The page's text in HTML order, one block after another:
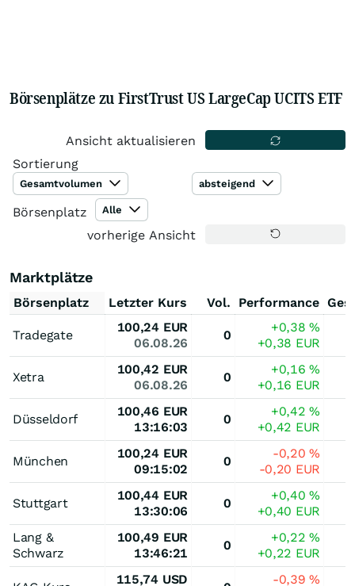
Börsenplätze zu FirstTrust US LargeCap UCITS ETF
Ansicht aktualisieren
Sortierung
Gesamtvolumen absteigend
Börsenplatz Alle
vorherige Ansicht
Marktplätze
Börsenplatz Letzter Kurs Vol. Performance
Tradegate
100,24 EUR
06.08.26
0
+0,38%
+0,38 EUR
Xetra
100,42 EUR
06.08.26
0
+0,16%
+0,16 EUR
Düsseldorf
100,46 EUR
13:16:03
0
+0,42%
+0,42 EUR
München
100,24 EUR
09:15:02
0
-0,20%
-0,20 EUR
Stuttgart
100,44 EUR
13:30:06
0
+0,40%
+0,40 EUR
Lang &
Schwarz
100,49 EUR
13:46:21
0
+0,22%
+0,22 EUR
115,74 USD -0,39%